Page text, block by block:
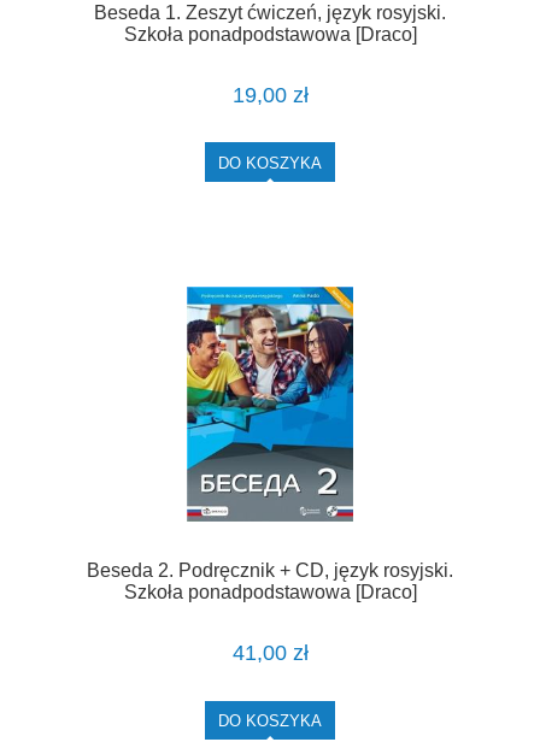
Beseda 1. Zeszyt ćwiczeń, język rosyjski.
Szkoła ponadpodstawowa [Draco]
19,00 zł
DO KOSZYKA
Beseda 2. Podręcznik + CD, język rosyjski.
Szkoła ponadpodstawowa [Draco]
41,00 zł
DO KOSZYKA